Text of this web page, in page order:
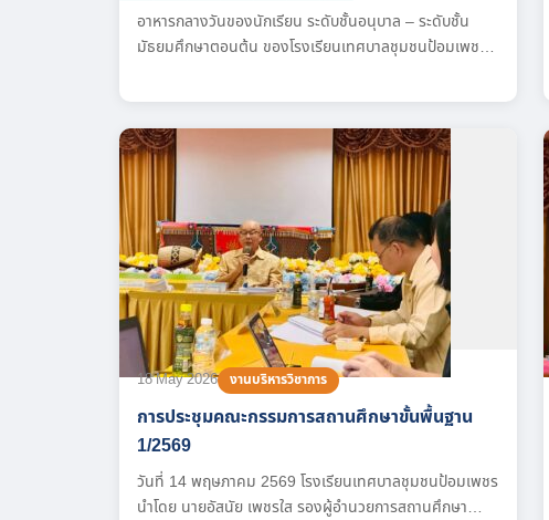
อาหารกลางวันของนักเรียน ระดับชั้นอนุบาล – ระดับชั้น
มัธยมศึกษาตอนต้น ของโรงเรียนเทศบาลชุมชนป้อมเพชร
ได้รับประทานอาหารกลางวันที่จัดตาม ระบบ Thai School
Lunch ซึ่งเป็นอาหารที่ครบถ้วนตามหลักโภชนาการ เหมาะ
สมกับช่วงวัย สะอาด ปลอดภัย และส่งเสริมสุขภาพที่ดีของ
นักเรียนทุกคน
18 May 2026 งานบริหารวิชาการ
การประชุมคณะกรรมการสถานศึกษาขั้นพื้นฐาน
1/2569
วันที่ 14 พฤษภาคม 2569 โรงเรียนเทศบาลชุมชนป้อมเพชร
นำโดย นายอัสนัย เพชรใส รองผู้อำนวยการสถานศึกษา